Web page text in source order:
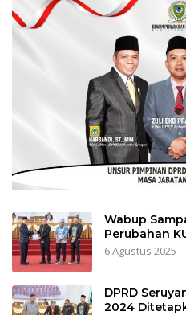
Wabup
Perubahan
6 Agustus 2025
DPRD
2024